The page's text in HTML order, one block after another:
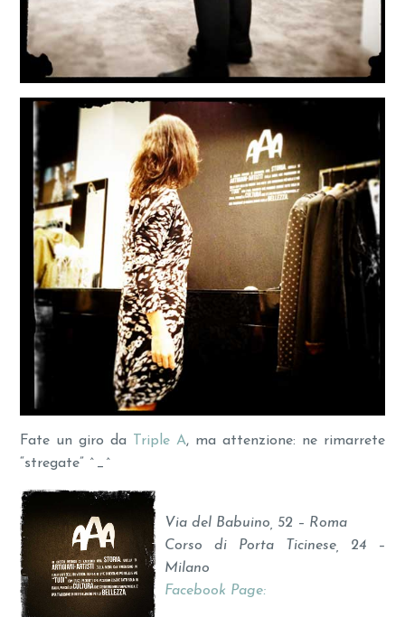
Fate un giro da Triple A, ma attenzione: ne rimarrete
“stregate” ^_^
Via del Babuino, 52 – Roma
Corso di Porta Ticinese, 24 –
Milano
Facebook Page: